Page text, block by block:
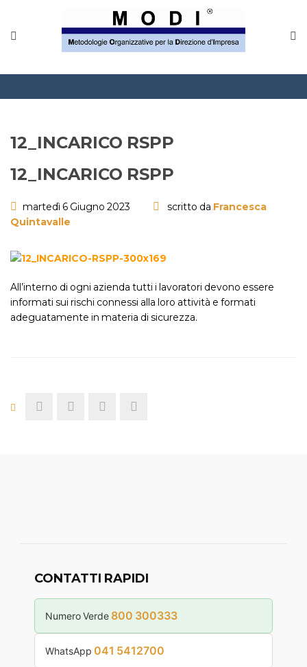
12_INCARICO RSPP
12_INCARICO RSPP
martedì 6 Giugno 2023 scritto da Francesca
Quintavalle
All’interno di ogni azienda tutti i lavoratori devono essere
informati sui rischi connessi alla loro attività e formati
adeguatamente in materia di sicurezza.
CONTATTI RAPIDI
Numero Verde 800 300333
WhatsApp 041 5412700